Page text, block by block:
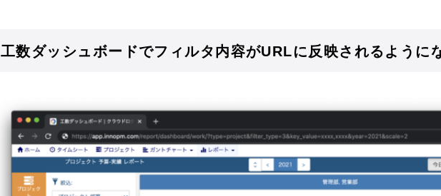
工数ダッシュボードでフィルタ内容がURLに反映されるように